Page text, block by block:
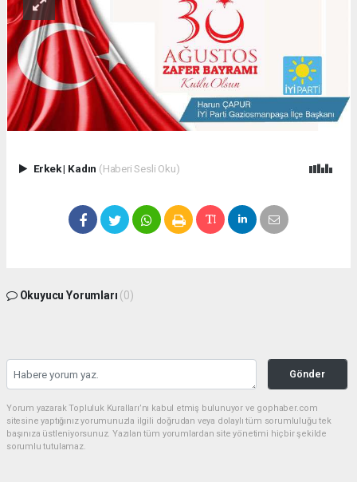
Erkek| Kadın (Haberi Sesli Oku)
Okuyucu Yorumları (0)
Gönder
Yorum yazarak Topluluk Kuralları’nı kabul etmiş bulunuyor ve gophaber.com
sitesine yaptığınız yorumunuzla ilgili doğrudan veya dolaylı tüm sorumluluğu tek
başınıza üstleniyorsunuz. Yazılan tüm yorumlardan site yönetimi hiçbir şekilde
sorumlu tutulamaz.